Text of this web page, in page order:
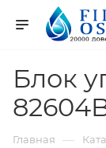
Блок
Главная —